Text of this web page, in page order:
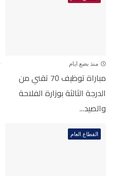
منذ بضع ايام
مباراة توظيف 70 تقني من
الدرجة الثالثة بوزارة الفلاحة
والصيد...
القطاع العام